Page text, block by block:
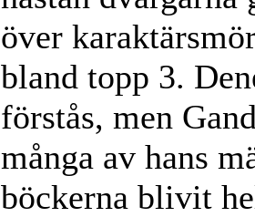
över
bland topp 3.
förstås, men
många av hans
böckerna blivit